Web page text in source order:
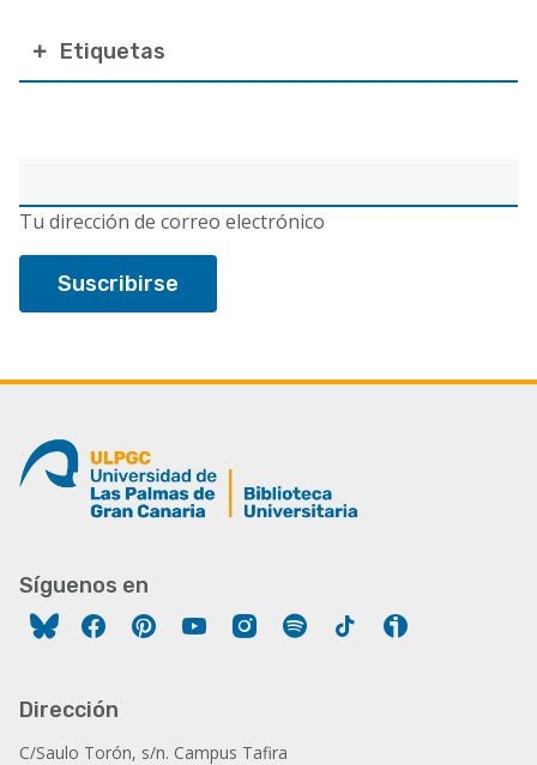
electrónico
Tu dirección de correo electrónico
Etiquetas
Síguenos en
FacebookPinterestYouTubeInstagram
Spotify Tiktok
Dirección
C/Saulo Torón, s/n. Campus Tafira